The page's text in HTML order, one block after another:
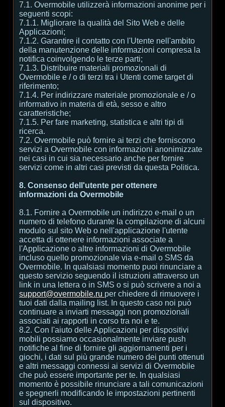
7.1. Overmobile utilizzerà informazioni anonime per i
seguenti scopi:
7.1.1. Migliorare la qualità del Sito Web e delle
Applicazioni;
7.1.2. Garantire il contatto con l'Utente nell'ambito
della manutenzione delle informazioni compresa la
notifica coinvolgendo le terze parti;
7.1.3. Distribuire materiali promozionali di
Overmobile e / o di terzi tra i Utenti come target di
riferimento;
7.1.4. Per indirizzare materiale promozionale e / o
informativo in materia di età, sesso e altro
caratteristiche;
7.1.5. Per fare marketing, statistica e altri tipi di
ricerca.
7.2. Overmobile può fornire ai terzi che forniscono
servizi a Overmobile con informazioni anonimizzate
nei casi in cui sia necessario anche per fornire
servizi come in altri casi previsti da questa Politica.
8. Consenso dell'utente per ottenere
informazioni da Overmobile
8.1. Fornire a Overmobile un indirizzo e-mail o un
numero di telefono durante la compilazione di alcuni
modulo sul sito Web o nell'applicazione l'utente
accetta di ottenere informazioni associate a
l'Applicazione o altre informazioni di Overmobile
incluso quello promozionale via e-mail o SMS da
Overmobile. In qualsiasi momento puoi rinunciare a
questo servizio seguendo il istruzioni attraverso un
link in una lettera o in SMS o si può scrivere a noi a
support@overmobile.ru per chiedere di rimuovere i
tuoi dati dalla mailing list. In questo caso noi può
continuare a inviarti messaggi non promozionali
associati ai rapporti in corso tra noi e te.
8.2. Con l'aiuto delle Applicazioni per dispositivi
mobili possiamo occasionalmente inviare push
notifiche al fine di fornire gli aggiornamenti per i
giochi, i dati sul più grande numero dei punti ottenuti
e altri messaggi connessi ai servizi di Overmobile
che può essere importante per te. In qualsiasi
momento è possibile rinunciare a tali comunicazioni
e spegnerli modificando le impostazioni pertinenti
sul dispositivo.